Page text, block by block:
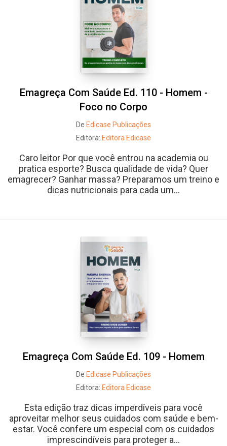
Emagreça Com Saúde Ed. 110 - Homem -
Foco no Corpo
De Edicase Publicações
Editora: Editora Edicase
Caro leitor Por que você entrou na academia ou
pratica esporte? Busca qualidade de vida? Quer
emagrecer? Ganhar massa? Preparamos um treino e
dicas nutricionais para cada um...
Emagreça Com Saúde Ed. 109 - Homem
De Edicase Publicações
Editora: Editora Edicase
Esta edição traz dicas imperdíveis para você
aproveitar melhor seus cuidados com saúde e bem-
estar. Você confere um especial com os cuidados
imprescindíveis para proteger a...